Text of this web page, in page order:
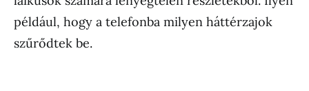
például, hogy a telefonba milyen háttérzajok
szűrődtek be.